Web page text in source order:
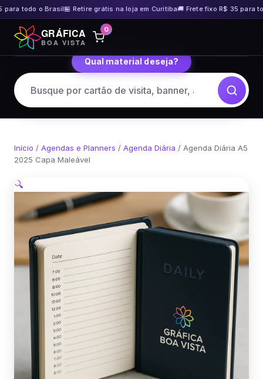
todo o Brasil🏪 Retire grátis na loja em Curitiba🚚 Frete fixo R$ 35 para
Pular
para
o
GRÁFICA
BOA VISTA
0
Qual material deseja?
Início / Agendas e Planners / Agenda Diária / Agenda Diária A5
2025 Capa Maleável
🔍